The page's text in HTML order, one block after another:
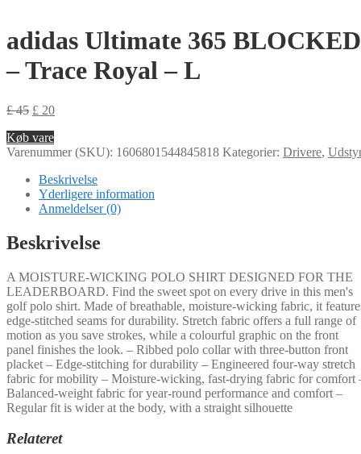
adidas Ultimate 365 BLOCKED
– Trace Royal – L
£45 £ 20
Køb vare
Varenummer (SKU): 1606801544845818 Kategorier: Drivere,
Beskrivelse
Yderligere information
Anmeldelser (0)
Beskrivelse
A MOISTURE-WICKING POLO SHIRT DESIGNED FOR THE
LEADERBOARD. Find the sweet spot on every drive in this men's
golf polo shirt. Made of breathable, moisture-wicking fabric, it
edge-stitched seams for durability. Stretch fabric offers a full range of
motion as you save strokes, while a colourful graphic on the front
panel finishes the look. – Ribbed polo collar with three-button front
placket – Edge-stitching for durability – Engineered four-way stretch
fabric for mobility – Moisture-wicking, fast-drying fabric for comfort
Balanced-weight fabric for year-round performance and comfort –
Regular fit is wider at the body, with a straight silhouette
Relateret